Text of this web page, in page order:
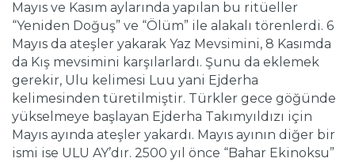
Mayıs ve Kasım aylarında yapılan bu ritüeller
“Yeniden Doğuş” ve “Ölüm” ile alakalı törenlerdi. 6
Mayıs da ateşler yakarak Yaz Mevsimini, 8 Kasımda
da Kış mevsimini karşılarlardı. Şunu da eklemek
gerekir, Ulu kelimesi Luu yani Ejderha
kelimesinden türetilmiştir. Türkler gece göğünde
yükselmeye başlayan Ejderha Takımyıldızı için
Mayıs ayında ateşler yakardı. Mayıs ayının diğer bir
ismi ise ULU AY’dır. 2500 yıl önce “Bahar Ekinoksu”